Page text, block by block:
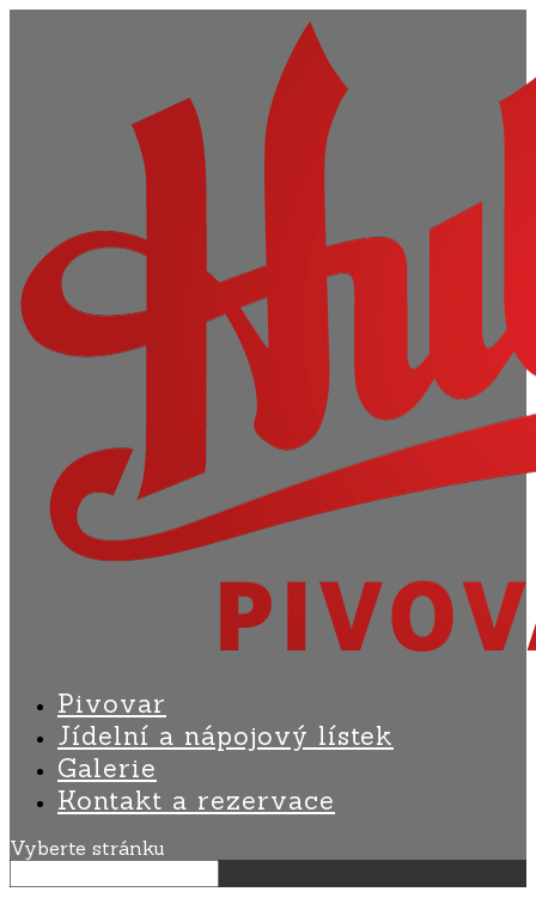
Pivovar
Jídelní a nápojový lístek
Galerie
Kontakt a rezervace
Vyberte stránku